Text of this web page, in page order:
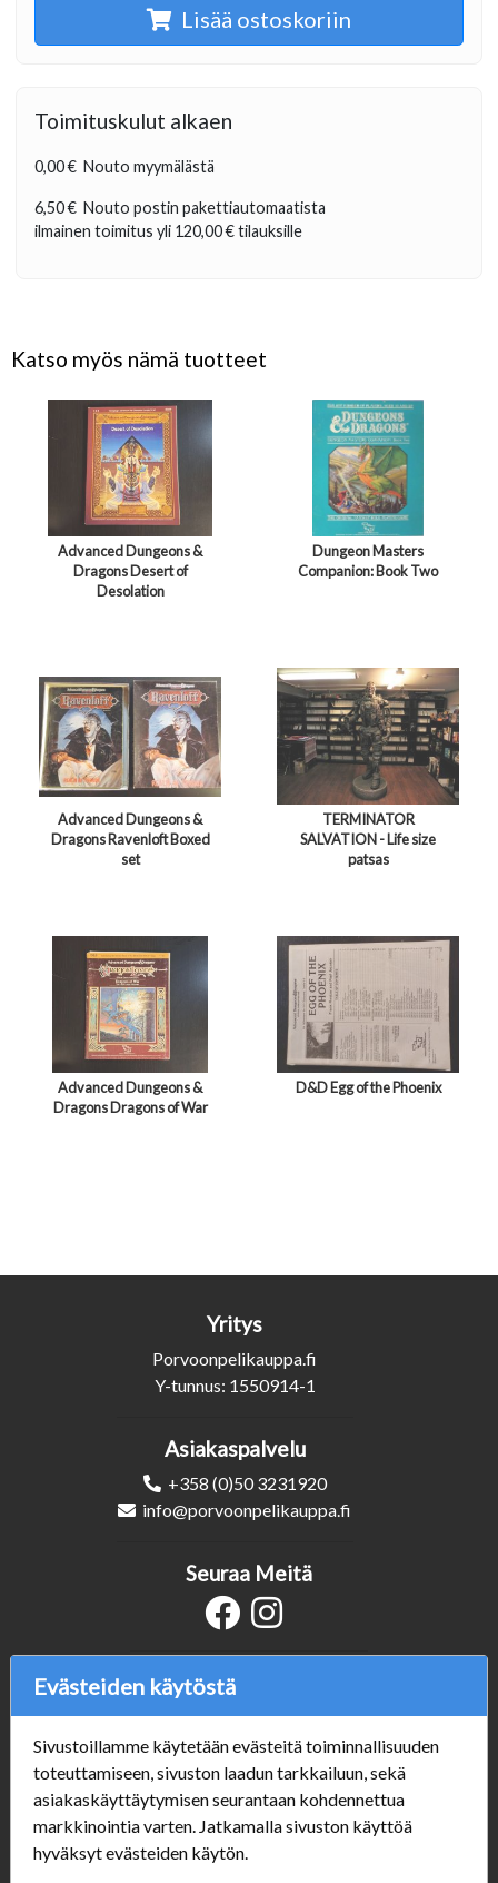
Lisää ostoskoriin
Toimituskulut alkaen
0,00 € Nouto myymälästä
6,50 € Nouto postin pakettiautomaatista
ilmainen toimitus yli 120,00 €tilauksille
Katso myös nämä tuotteet
Advanced Dungeons &
Dragons Desert of
Desolation
Dungeon Masters
Companion: Book Two
Advanced Dungeons &
Dragons Ravenloft Boxed
set
TERMINATOR
SALVATION - Life size
patsas
Advanced Dungeons &
Dragons Dragons of War
D&D Egg of the Phoenix
Yritys
Porvoonpelikauppa.fi
Y-tunnus: 1550914-1
Asiakaspalvelu
+358 (0)50 3231920
info@porvoonpelikauppa.fi
Verkkokauppa
#Yhteiskuntavastuu
#porvoonsithlord
Tilaus- ja toimitusehdot
ALE TUOTTEET
Mannerheiminkatu 10
Aukioloajat:
Seuraa Meitä
Evästeiden käytöstä
Sivustoillamme käytetään evästeitä toiminnallisuuden
toteuttamiseen, sivuston laadun tarkkailuun, sekä
asiakaskäyttäytymisen seurantaan kohdennettua
markkinointia varten. Jatkamalla sivuston käyttöä
hyväksyt evästeiden käytön.